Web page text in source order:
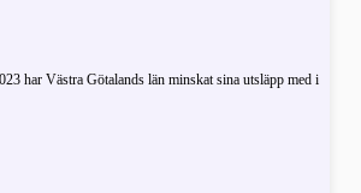
har Västra Götalands län minskat sina utsläpp med i